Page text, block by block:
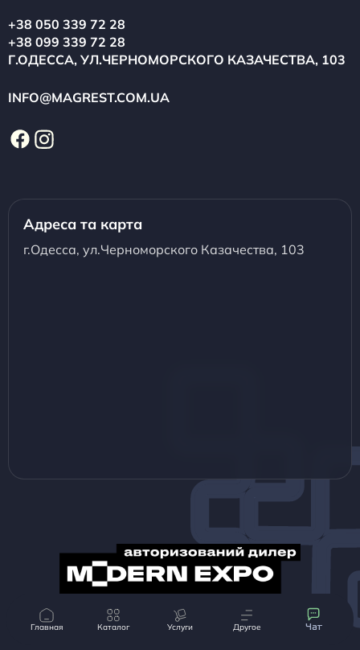
Главная Каталог Услуги Другое Чат
+38 050 339 72 28
+38 099 339 72 28
Г.ОДЕССА, УЛ.ЧЕРНОМОРСКОГО КАЗАЧЕСТВА, 103
INFO@MAGREST.COM.UA
Адреса та карта
г.Одесса, ул.Черноморского Казачества, 103
© Magrest 2013-2024 Все материалы, представленные на данном сайте,
принадлежат компании «MAGREST»